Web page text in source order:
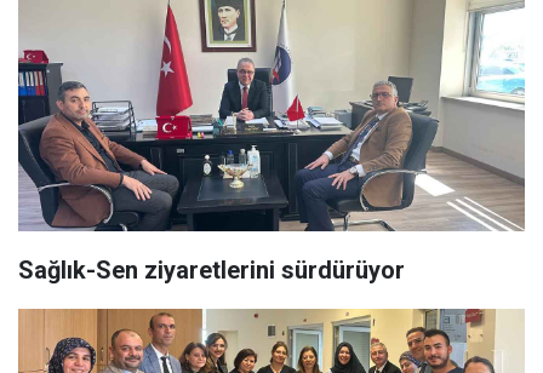
Sağlık-Sen ziyaretlerini sürdürüyor